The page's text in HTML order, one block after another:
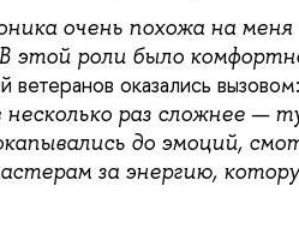
очень похожа на
этой роли было
оказались вызовом:
раз сложнее —
до эмоций,
за энергию,